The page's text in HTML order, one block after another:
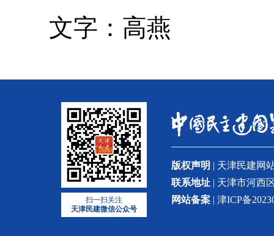
文字：高燕
扫一扫关注
天津民建微信公众号
版权声明 | 天津民建网
联系地址 | 天津市河西
网站备案 | 津ICP备